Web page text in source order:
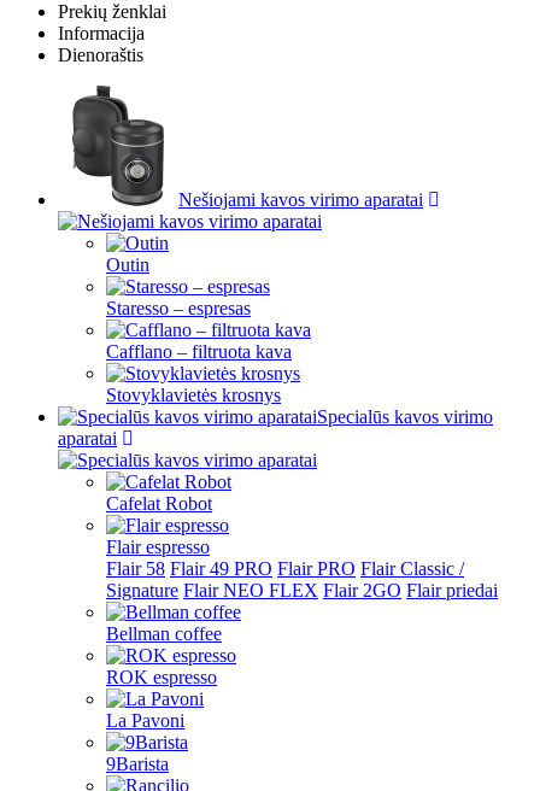
Prekių ženklai
Informacija
Dienoraštis
Nešiojami kavos virimo aparatai
Outin
Staresso – espresas
Cafflano – filtruota kava
Stovyklavietės krosnys
Specialūs kavos virimo
aparatai
Cafelat Robot
Flair espresso
Flair 58 Flair 49 PRO Flair PRO Flair Classic /
Signature Flair NEO FLEX Flair 2GO Flair priedai
Bellman coffee
ROK espresso
La Pavoni
9Barista